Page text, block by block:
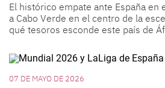
El histórico empate ante España
a Cabo Verde en el centro de la
qué tesoros esconde este país de
07 DE MAYO DE 2026